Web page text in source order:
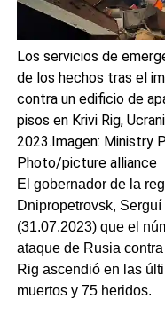
Los servicios de
de los hechos tras el
contra un edificio de
pisos en Krivi Rig,
2023. Imagen: Ministry
Photo/picture alliance
El gobernador de la
Dnipropetrovsk,
(31.07.2023) que el
ataque de Rusia
Rig ascendió en las
muertos y 75 heridos.